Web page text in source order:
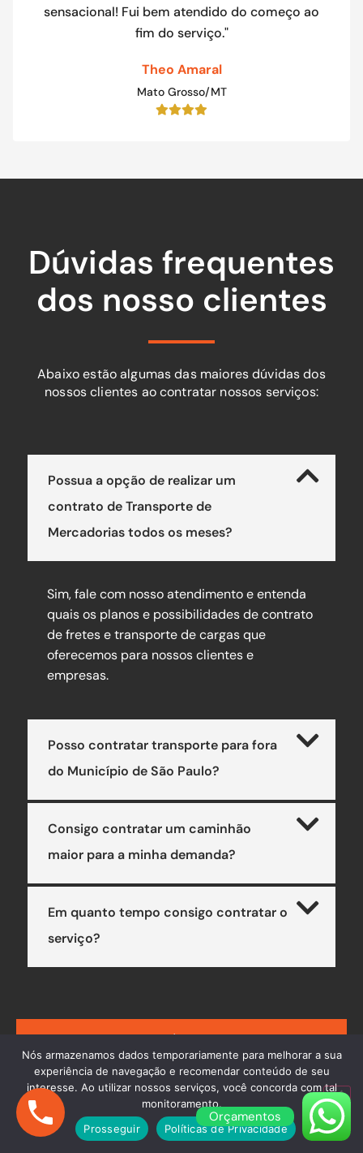
sensacional! Fui bem atendido do começo ao
fim do serviço."
Theo Amaral
Mato Grosso/MT
Dúvidas frequentes
dos nosso clientes
Abaixo estão algumas das maiores dúvidas dos
nossos clientes ao contratar nossos serviços:
Possua a opção de realizar um
contrato de Transporte de
Mercadorias todos os meses?
Sim, fale com nosso atendimento e entenda
quais os planos e possibilidades de contrato
de fretes e transporte de cargas que
oferecemos para nossos clientes e
empresas.
Posso contratar transporte para fora
do Município de São Paulo?
Consigo contratar um caminhão
maior para a minha demanda?
Em quanto tempo consigo contratar o
serviço?
CONTATO
Orçamentos
Nós armazenamos dados temporariamente para melhorar a sua
experiência de navegação e recomendar conteúdo de seu
interesse. Ao utilizar nossos serviços, você concorda com tal
monitoramento.
Prosseguir
Políticas de Privacidade